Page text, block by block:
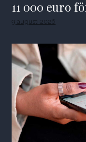
11 000 euro
9 augusti 2026